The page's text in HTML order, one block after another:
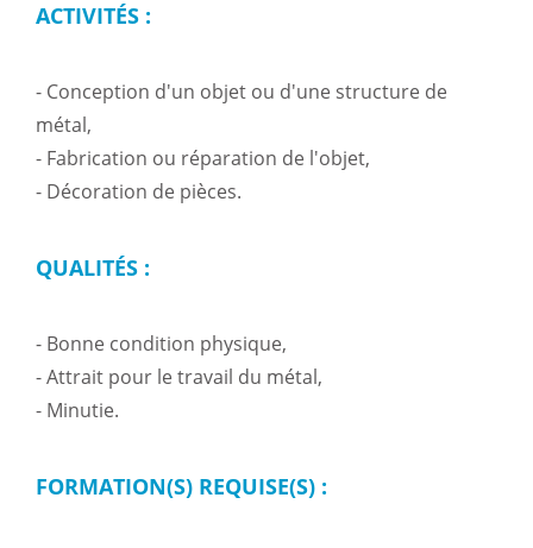
ACTIVITÉS :
- Conception d'un objet ou d'une structure de
métal,
- Fabrication ou réparation de l'objet,
- Décoration de pièces.
QUALITÉS :
- Bonne condition physique,
- Attrait pour le travail du métal,
- Minutie.
FORMATION(S) REQUISE(S) :